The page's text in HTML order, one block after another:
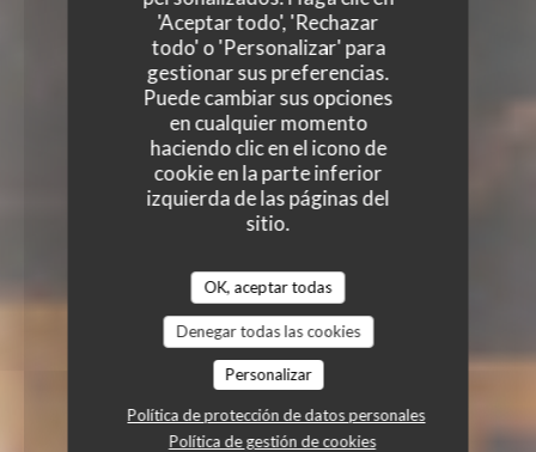
'Aceptar todo', 'Rechazar
todo' o 'Personalizar' para
gestionar sus preferencias.
Puede cambiar sus opciones
en cualquier momento
haciendo clic en el icono de
cookie en la parte inferior
izquierda de las páginas del
sitio.
OK, aceptar todas
Denegar todas las cookies
Personalizar
Política de protección de datos personales
Política de gestión de cookies